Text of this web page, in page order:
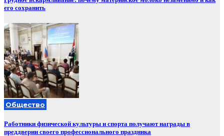
его сохранить
Общество
Работники физической культуры и спорта получают награды в
преддверии своего профессионального праздника